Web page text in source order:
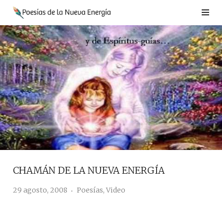
Saltar
contenido
CHAMÁN DE LA NUEVA ENERGÍA
29 agosto, 2008 Poesías, Video